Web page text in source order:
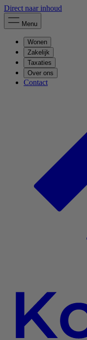
Direct naar inhoud
Menu
Wonen
Zakelijk
Taxaties
Over ons
Contact